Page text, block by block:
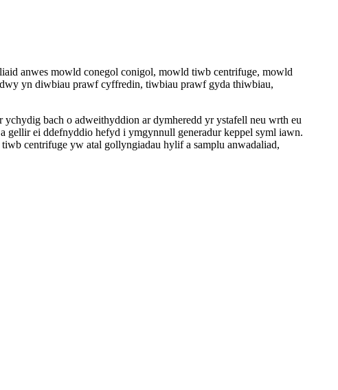
anwes mowld conegol conigol, mowld tiwb centrifuge, mowld
yn diwbiau prawf cyffredin, tiwbiau prawf gyda thiwbiau,
bach o adweithyddion ar dymheredd yr ystafell neu wrth eu
ei ddefnyddio hefyd i ymgynnull generadur keppel syml iawn.
centrifuge yw atal gollyngiadau hylif a samplu anwadaliad,